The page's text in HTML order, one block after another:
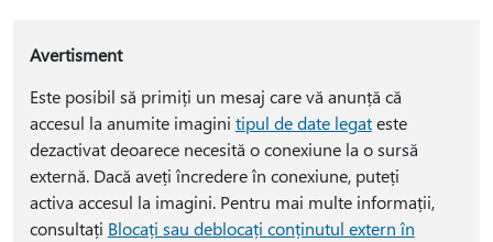
Avertisment
Este posibil să primiți un mesaj care vă anunță că
accesul la anumite imagini tipul de date legateste
dezactivat deoarece necesită o conexiune la o sursă
externă. Dacă aveți încredere în conexiune, puteți
activa accesul la imagini. Pentru mai multe informații,
consultați Blocați sau deblocați conținutul extern în